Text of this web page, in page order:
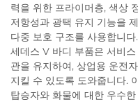
력을 위한 프라이머층, 색상
저항성과 광택 유지 기능을
다중 보호 구조를 사용합니
세데스 V 바디 부품은 서비
관을 유지하여, 상업용 운전
지킬 수 있도록 도와줍니다.
탑승자와 화물에 대한 우수